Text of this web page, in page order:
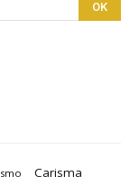
Carisma